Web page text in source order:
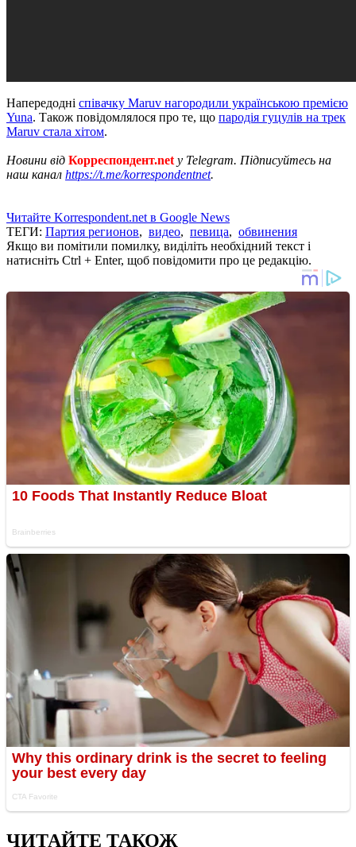
Напередодні співачку Maruv нагородили українською премією
Yuna. Також повідомлялося про те, що пародія гуцулів на трек
Maruv стала хітом.
Новини від Корреспондент.net у Telegram. Підписуйтесь на
наш канал https://t.me/korrespondentnet.
Читайте Korrespondent.net в Google News
ТЕГИ: Партия регионов, видео, певица, обвинения
Якщо ви помітили помилку, виділіть необхідний текст і
натисніть Ctrl + Enter, щоб повідомити про це редакцію.
ЧИТАЙТЕ ТАКОЖ